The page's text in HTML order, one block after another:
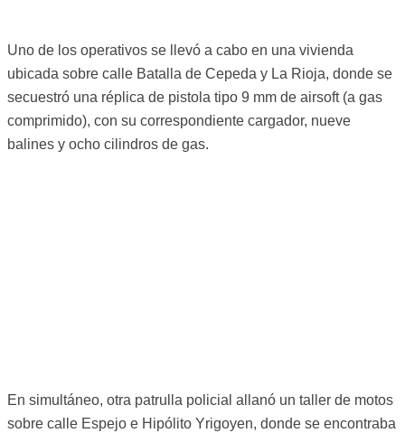
Uno de los operativos se llevó a cabo en una vivienda
ubicada sobre calle Batalla de Cepeda y La Rioja, donde se
secuestró una réplica de pistola tipo 9 mm de airsoft (a gas
comprimido), con su correspondiente cargador, nueve
balines y ocho cilindros de gas.
En simultáneo, otra patrulla policial allanó un taller de motos
sobre calle Espejo e Hipólito Yrigoyen, donde se encontraba